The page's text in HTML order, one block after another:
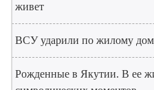
живет
ВСУ ударили по жилому
Рожденные в Якутии. В ее